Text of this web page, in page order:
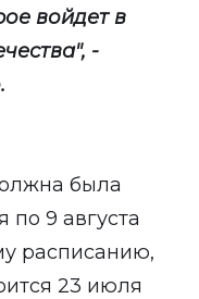
войдет в
-
была
9 августа
расписанию,
23 июля